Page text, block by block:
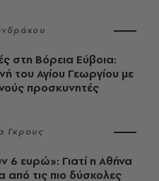
στη Βόρεια Εύβοια:
του Αγίου Γεωργίου με
προσκυνητές
Γκρους
6 ευρώ»: Γιατί η Αθήνα
από τις πιο δύσκολες